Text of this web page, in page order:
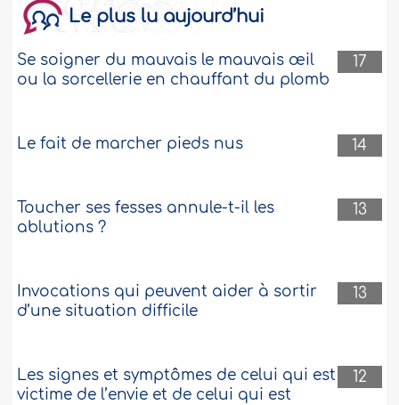
Le plus lu aujourd’hui
17
Se soigner du mauvais le mauvais œil
ou la sorcellerie en chauffant du plomb
14
Le fait de marcher pieds nus
13
Toucher ses fesses annule-t-il les
ablutions ?
13
Invocations qui peuvent aider à sortir
d’une situation difficile
12
Les signes et symptômes de celui qui est
victime de l’envie et de celui qui est